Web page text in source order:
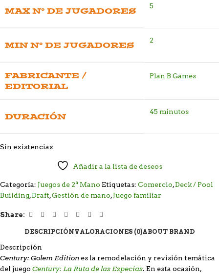
MAX Nº DE JUGADORES 5
MIN Nº DE JUGADORES 2
FABRICANTE /
EDITORIAL
Plan B Games
DURACIÓN 45 minutos
Sin existencias
Añadir a la lista de deseos
Categoría: Juegos de 2ª Mano Etiquetas: Comercio,Deck / Pool
Building,Draft,Gestión de mano,Juego familiar
Share:
DESCRIPCIÓNVALORACIONES (0)ABOUT BRAND
Descripción
Century: Golem Edition es la remodelación y revisión temática
del juego Century: La Ruta de las Especias. En esta ocasión,